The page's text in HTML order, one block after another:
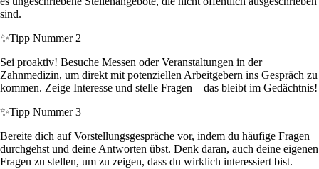
sind.
✨Tipp Nummer 2
Sei proaktiv! Besuche Messen oder Veranstaltungen in der
Zahnmedizin, um direkt mit potenziellen Arbeitgebern ins Gespräch zu
kommen. Zeige Interesse und stelle Fragen – das bleibt im Gedächtnis!
✨Tipp Nummer 3
Bereite dich auf Vorstellungsgespräche vor, indem du häufige Fragen
durchgehst und deine Antworten übst. Denk daran, auch deine eigenen
Fragen zu stellen, um zu zeigen, dass du wirklich interessiert bist.